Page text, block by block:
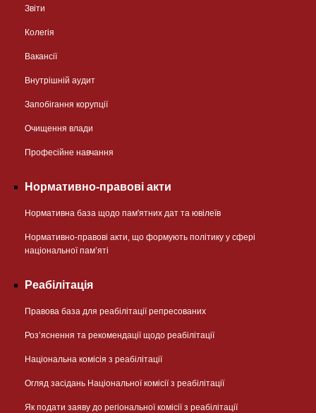
Звіти
Колегія
Вакансії
Внутрішній аудит
Запобігання корупції
Очищення влади
Професійне навчання
Нормативно-правові акти
Нормативна база щодо пам'ятних дат та ювілеїв
Нормативно-правові акти, що формують політику у сфері
національної памʼяті
Реабілітація
Правова база для реабілітації репресованих
Розʼяснення та рекомендації щодо реабілітації
Національна комісія з реабілітації
Огляд засідань Національної комісії з реабілітації
Як подати заяву до регіональної комісії з реабілітації